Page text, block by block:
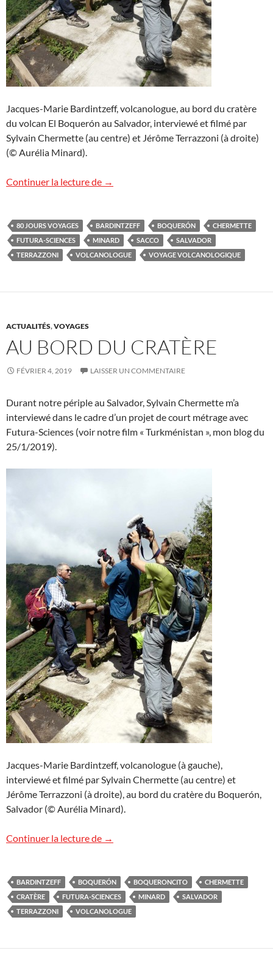
Jacques-Marie Bardintzeff, volcanologue, au bord du cratère
du volcan El Boquerón au Salvador, interviewé et filmé par
Sylvain Chermette (au centre) et Jérôme Terrazzoni (à droite)
(© Aurélia Minard).
Continuer la lecture de Salvador : le film !
→
80 JOURS VOYAGES BARDINTZEFF BOQUERÓN
CHERMETTE
FUTURA-SCIENCES
MINARD SACCO
SALVADOR
TERRAZZONI
VOLCANOLOGUE VOYAGE VOLCANOLOGIQUE
ACTUALITÉS,VOYAGES
AU BORD DU CRATÈRE
FÉVRIER 4, 2019 LAISSER UN COMMENTAIRE
Durant notre périple au Salvador, Sylvain Chermette m’a
interviewé dans le cadre d’un projet de court métrage avec
Futura-Sciences (voir notre film « Turkménistan », mon blog du
25/1/2019).
Jacques-Marie Bardintzeff, volcanologue (à gauche),
interviewé et filmé par Sylvain Chermette (au centre) et
Jérôme Terrazzoni (à droite), au bord du cratère du Boquerón,
Salvador (© Aurélia Minard).
Continuer la lecture de Au bord du cratère
→
BARDINTZEFF BOQUERÓN BOQUERONCITO
CHERMETTE
CRATÈRE
FUTURA-SCIENCES MINARD
SALVADOR
TERRAZZONI
VOLCANOLOGUE